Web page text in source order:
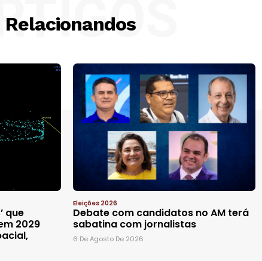
Relacionandos
que
2029
Eleições 2026
Debate com candidatos no AM terá
sabatina com jornalistas
6 De Agosto De 2026